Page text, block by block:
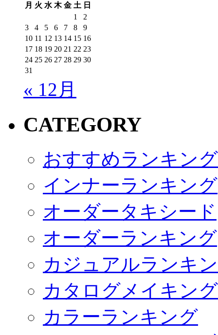
月 火 水 木 金 土 日
1
2
3
4 5 6 7 8
9
10 11 12 13 14 15 16
17 18 19 20 21 22 23
24 25 26 27 28 29 30
31
« 12月
CATEGORY
おすすめランキング
インナーランキング
オーダータキシード
オーダーランキング
カジュアルランキ
カタログメイキング
カラーランキング